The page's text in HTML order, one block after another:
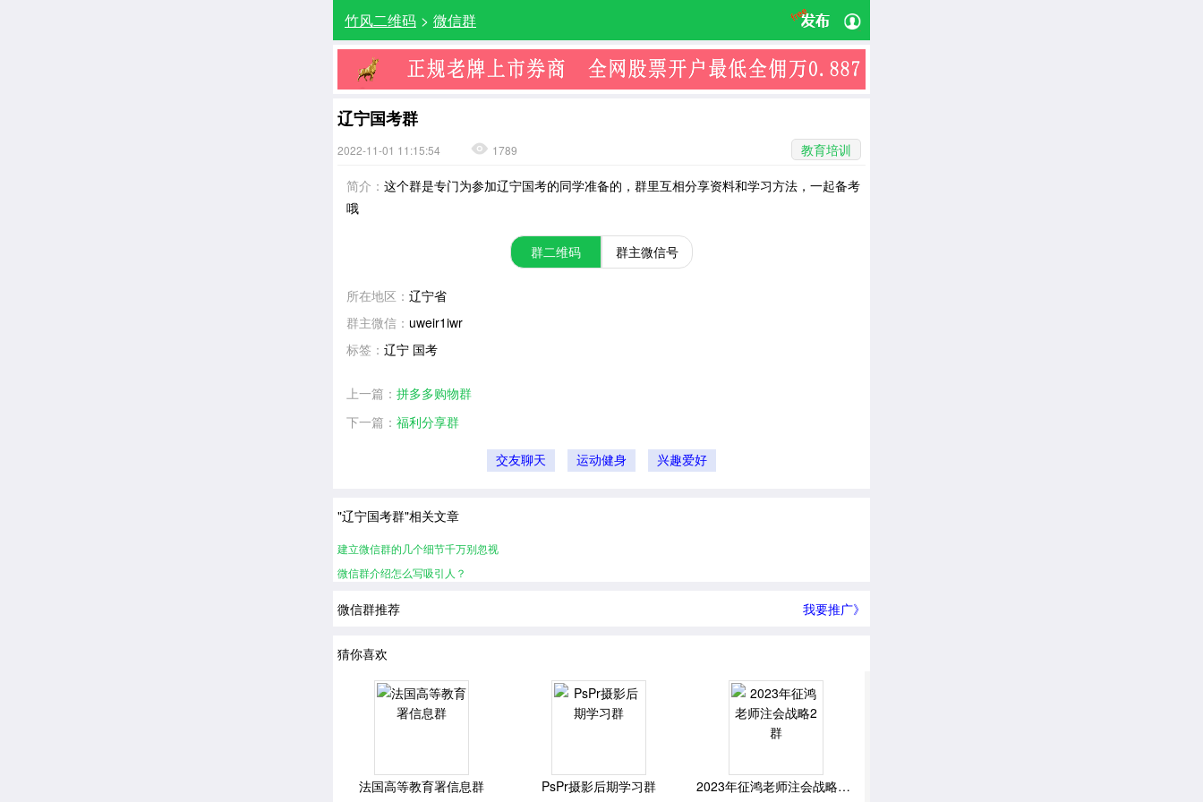
竹风二维码 > 微信群
辽宁国考群
2022-11-01 11:15:54 1789
教育培训
简介： 这个群是专门为参加辽宁国考的同学准备的，群里互相分享资料和学习方法，一起备考
哦
群二维码 群主微信号
所在地区： 辽宁省
群主微信： uweir1iwr
标签： 辽宁 国考
上一篇： 拼多多购物群
下一篇： 福利分享群
交友聊天 运动健身 兴趣爱好
"辽宁国考群"相关文章
建立微信群的几个细节千万别忽视
微信群介绍怎么写吸引人？
微信群推荐 我要推广》
猜你喜欢
法国高等教育署信息群 PsPr摄影后期学习群 2023年征鸿老师注会战略2群